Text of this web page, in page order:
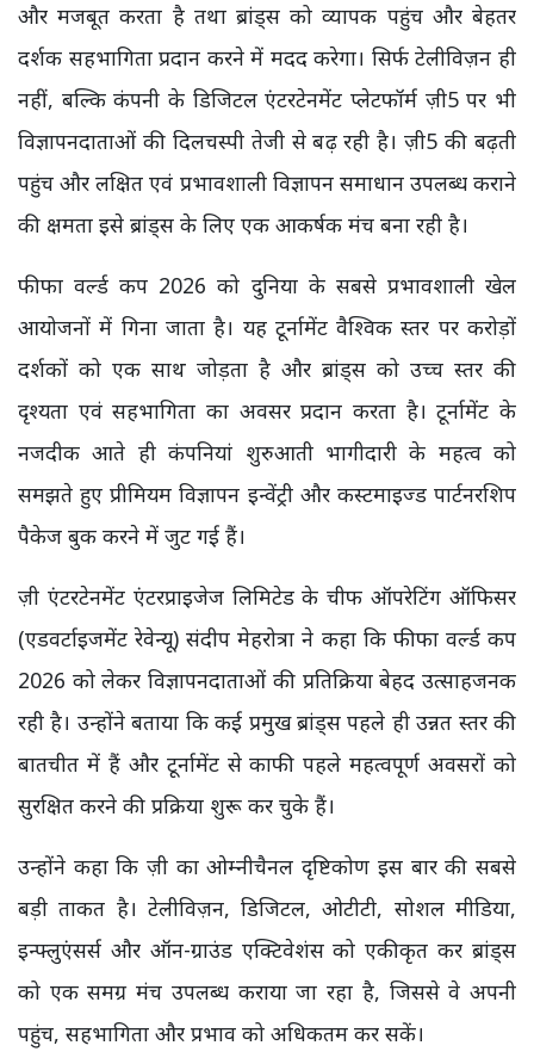
और मजबूत करता है तथा ब्रांड्स को व्यापक पहुंच और बेहतर
दर्शक सहभागिता प्रदान करने में मदद करेगा। सिर्फ टेलीविज़न ही
नहीं, बल्कि कंपनी के डिजिटल एंटरटेनमेंट प्लेटफॉर्म ज़ी5 पर भी
विज्ञापनदाताओं की दिलचस्पी तेजी से बढ़ रही है। ज़ी5 की बढ़ती
पहुंच और लक्षित एवं प्रभावशाली विज्ञापन समाधान उपलब्ध कराने
की क्षमता इसे ब्रांड्स के लिए एक आकर्षक मंच बना रही है।
फीफा वर्ल्ड कप 2026 को दुनिया के सबसे प्रभावशाली खेल
आयोजनों में गिना जाता है। यह टूर्नामेंट वैश्विक स्तर पर करोड़ों
दर्शकों को एक साथ जोड़ता है और ब्रांड्स को उच्च स्तर की
दृश्यता एवं सहभागिता का अवसर प्रदान करता है। टूर्नामेंट के
नजदीक आते ही कंपनियां शुरुआती भागीदारी के महत्व को
समझते हुए प्रीमियम विज्ञापन इन्वेंट्री और कस्टमाइज्ड पार्टनरशिप
पैकेज बुक करने में जुट गई हैं।
ज़ी एंटरटेनमेंट एंटरप्राइजेज लिमिटेड के चीफ ऑपरेटिंग ऑफिसर
(एडवर्टाइजमेंट रेवेन्यू) संदीप मेहरोत्रा ने कहा कि फीफा वर्ल्ड कप
2026 को लेकर विज्ञापनदाताओं की प्रतिक्रिया बेहद उत्साहजनक
रही है। उन्होंने बताया कि कई प्रमुख ब्रांड्स पहले ही उन्नत स्तर की
बातचीत में हैं और टूर्नामेंट से काफी पहले महत्वपूर्ण अवसरों को
सुरक्षित करने की प्रक्रिया शुरू कर चुके हैं।
उन्होंने कहा कि ज़ी का ओम्नीचैनल दृष्टिकोण इस बार की सबसे
बड़ी ताकत है। टेलीविज़न, डिजिटल, ओटीटी, सोशल मीडिया,
इन्फ्लुएंसर्स और ऑन-ग्राउंड एक्टिवेशंस को एकीकृत कर ब्रांड्स
को एक समग्र मंच उपलब्ध कराया जा रहा है, जिससे वे अपनी
पहुंच, सहभागिता और प्रभाव को अधिकतम कर सकें।